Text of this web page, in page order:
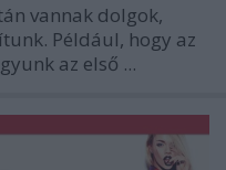
vannak dolgok,
Például, hogy az
az első ...